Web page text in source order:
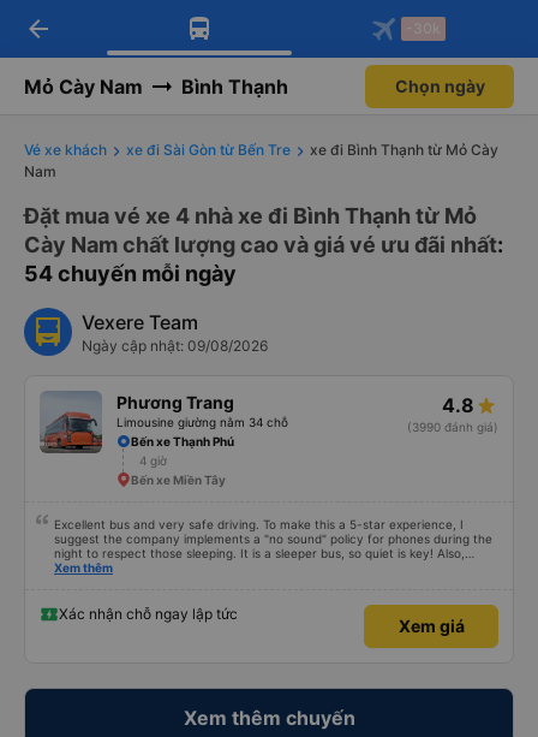
Tải app Vexere ngay!
Nhận ưu đãi thành viên độc
Mở app
Tải app Vexere
-30k/ghế khi đặt vé máy bay qua
Mở app
arrow_back -30k
Mỏ Cày Nam Bình Thạnh Chọn ngày
Vé xe khách xe đi Sài Gòn từ Bến Tre
xe đi Bình Thạnh từ Mỏ Cày
Nam
Đặt mua vé xe 4 nhà xe đi Bình Thạnh từ Mỏ
Cày Nam chất lượng cao và giá vé ưu đãi nhất:
54 chuyến mỗi ngày
Vexere Team
Ngày cập nhật: 09/08/2026
Phương Trang
Limousine giường nằm 34 chỗ
4.8
(3990 đánh giá)
Bến xe Thạnh Phú
4 giờ
Bến xe Miền Tây
Excellent bus and very safe driving. To make this a 5-star experience, I
suggest the company implements a "no sound" policy for phones during the
night to respect those sleeping. It is a sleeper bus, so quiet is key! Also,
please display the Wi-Fi password clearly inside the cabin for convenience. I
quy định rõ ràng về việc giữ im lặng (tắt âm thanh điện thoại) vào ban đêm
để tránh làm phiền hành khách khác ngủ. Ngoài ra, nhà xe nên dán sẵn mật
khẩu Wi-Fi trong xe để hành khách dễ dàng sử dụng. Tôi vẫn sẽ tiếp tục ủng
Xem thêm
Xác nhận chỗ ngay lập tức
Xem giá
Xem thêm chuyến